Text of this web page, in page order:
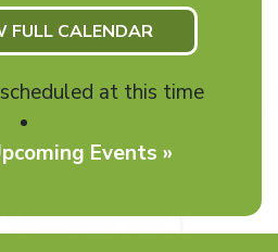
FULL CALENDAR
at this time
Events »